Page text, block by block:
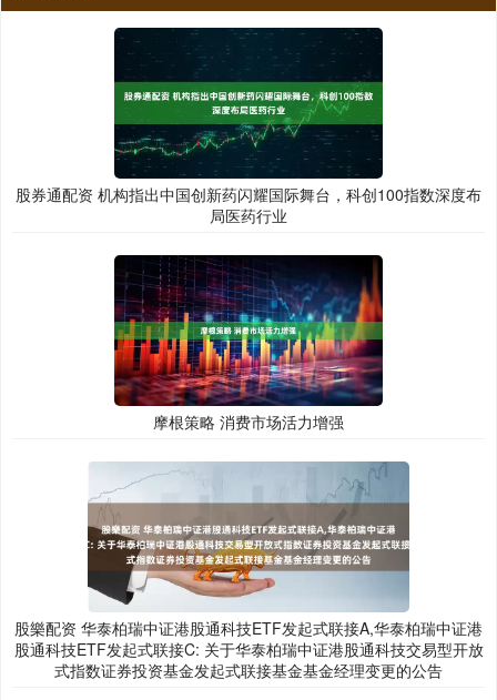
股券通配资 机构指出中国创新药闪耀国际舞台，科创100指数深度布
局医药行业
摩根策略 消费市场活力增强
股樂配资 华泰柏瑞中证港股通科技ETF发起式联接A,华泰柏瑞中证港
股通科技ETF发起式联接C: 关于华泰柏瑞中证港股通科技交易型开放
式指数证券投资基金发起式联接基金基金经理变更的公告